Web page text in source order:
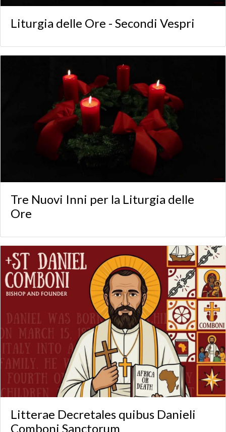
Liturgia delle Ore - Secondi Vespri
Tre Nuovi Inni per la Liturgia delle
Ore
Litterae Decretales quibus Danieli
Comboni Sanctorum